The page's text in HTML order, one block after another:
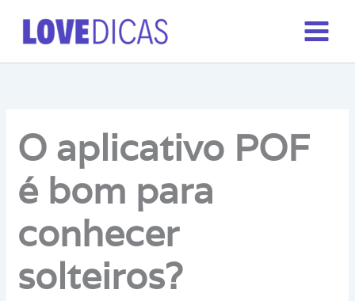
para
O aplicativo POF
é bom para
conhecer
solteiros?